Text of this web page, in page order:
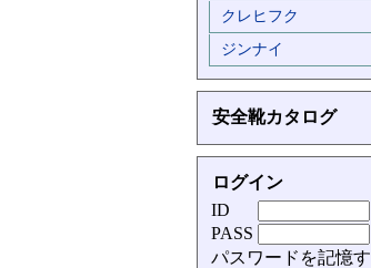
クレヒフク
ジンナイ
安全靴カタログ
ログイン
ID
PASS
パスワードを記憶す